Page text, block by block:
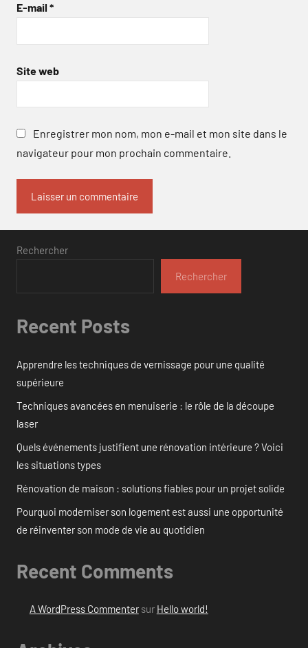
E-mail *
Site web
Enregistrer mon nom, mon e-mail et mon site dans le
navigateur pour mon prochain commentaire.
Rechercher
Rechercher
Recent Posts
Apprendre les techniques de vernissage pour une qualité
supérieure
Techniques avancées en menuiserie : le rôle de la découpe
laser
Quels événements justifient une rénovation intérieure ? Voici
les situations types
Rénovation de maison : solutions fiables pour un projet solide
Pourquoi moderniser son logement est aussi une opportunité
de réinventer son mode de vie au quotidien
Recent Comments
A WordPress Commentersur Hello world!